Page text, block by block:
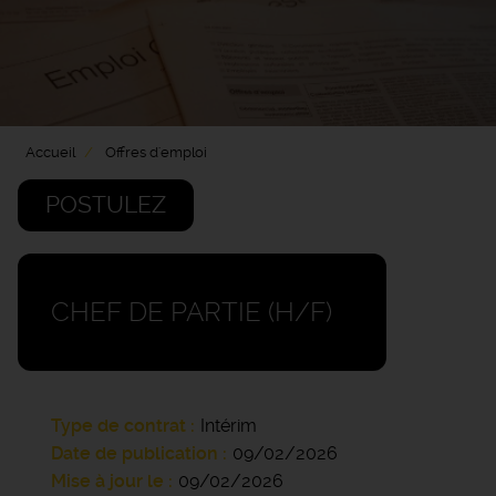
Accueil Offres d'emploi
POSTULEZ
CHEF DE PARTIE (H/F)
Type de contrat
Intérim
Date de publication
09/02/2026
Mise à jour le
09/02/2026